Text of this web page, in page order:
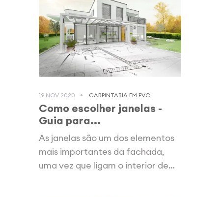
19 NOV 2020 CARPINTARIA EM PVC
Como escolher janelas -
Guia para...
As janelas são um dos elementos
mais importantes da fachada,
uma vez que ligam o interior de